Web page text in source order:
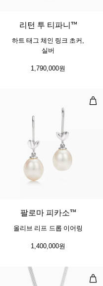
리턴 투 티파니™
하트 태그 체인 링크 초커,
실버
1,790,000원
참 브레이슬릿, 실버 올
팔로마 피카소™
올리브 리프 드롭 이어링
1,400,000원
트 펜던트, 스털링 실버, 오